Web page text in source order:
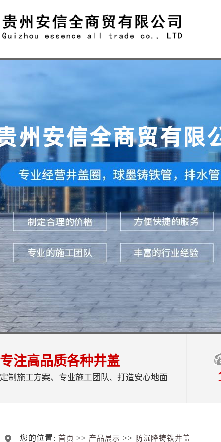
专注高品质各种井盖
定制施工方案、专业施工团队、打造安心地面
您的位置: 首页 >> 产品展示 >> 防沉降铸铁井盖